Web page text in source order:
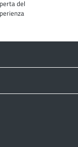
del